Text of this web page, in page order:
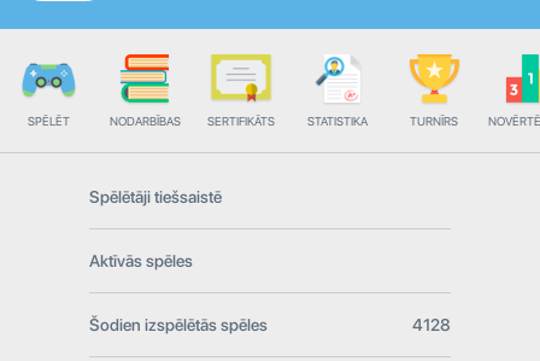
SPĒLĒT NODARBĪBAS SERTIFIKĀTS STATISTIKA TURNĪRS
Spēlētāji tiešsaistē
Aktīvās spēles
Šodien izspēlētās spēles 4128